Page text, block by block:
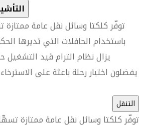
توفّر كلكتا وسائل نقل عامة
باستخدام الحافلات التي تديرها
يزال نظام الترام قيد
يفضلون اختبار رحلة باعثة على
التنقل
توفّر كلكتا وسائل نقل عامة ممتازة